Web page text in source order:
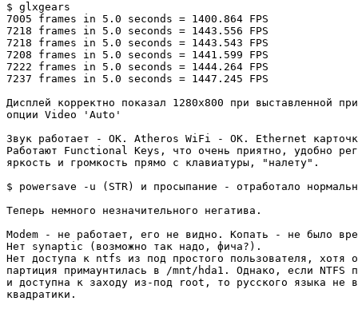
$ glxgears
7005 frames in 5.0 seconds = 1400.864 FPS
7218 frames in 5.0 seconds = 1443.556 FPS
7218 frames in 5.0 seconds = 1443.543 FPS
7208 frames in 5.0 seconds = 1441.599 FPS
7222 frames in 5.0 seconds = 1444.264 FPS
7237 frames in 5.0 seconds = 1447.245 FPS
Дисплей корректно показал 1280x800 при выставленной
опции Video 'Auto'
Звук работает - OK. Atheros WiFi - OK. Ethernet
Работают Functional Keys, что очень приятно, удобно
яркость и громкость прямо с клавиатуры, "налету".
$ powersave -u (STR) и просыпание - отработало
Теперь немного незначительного негатива.
Modem - не работает, его не видно. Копать - не было
Нет synaptic (возможно так надо, фича?).
Нет доступа к ntfs из под простого пользователя, хотя
партиция примаунтилась в /mnt/hda1. Однако, если NTFS
и доступна к заходу из-под root, то русского языка не
квадратики.